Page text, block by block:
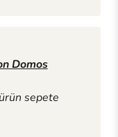
Domos
sepete